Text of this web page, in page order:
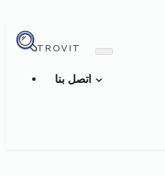
TROVIT